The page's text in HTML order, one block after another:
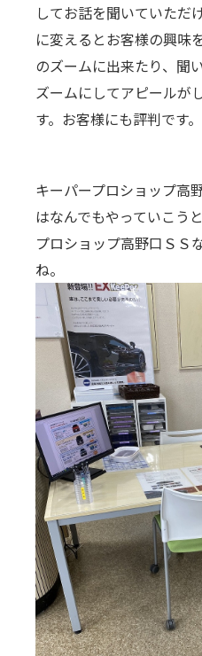
してお話を聞いていただ
に変えるとお客様の興味
のズームに出来たり、聞
ズームにしてアピールが
す。お客様にも評判です。
キーパープロショップ高
はなんでもやっていこう
プロショップ高野口ＳＳ
ね。